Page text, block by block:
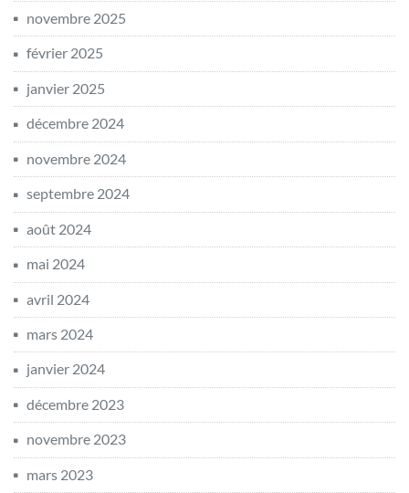
novembre 2025
février 2025
janvier 2025
décembre 2024
novembre 2024
septembre 2024
août 2024
mai 2024
avril 2024
mars 2024
janvier 2024
décembre 2023
novembre 2023
mars 2023